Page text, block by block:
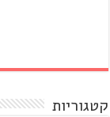
קטגוריות